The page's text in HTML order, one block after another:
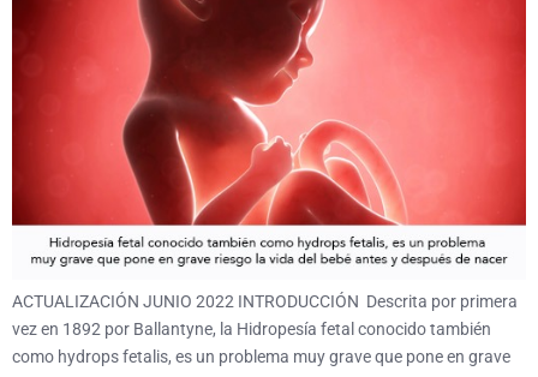
ACTUALIZACIÓN JUNIO 2022 INTRODUCCIÓN Descrita por primera
vez en 1892 por Ballantyne, la Hidropesía fetal conocido también
como hydrops fetalis, es un problema muy grave que pone en grave